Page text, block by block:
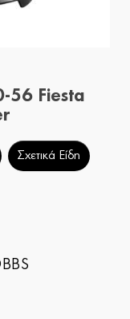
56 Fiesta
Σχετικά Είδη